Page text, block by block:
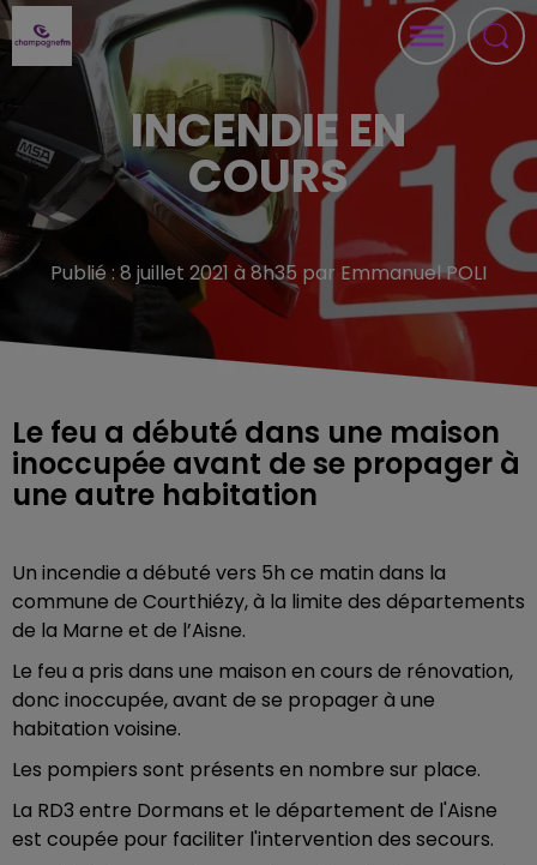
INCENDIE EN
COURS
Publié : 8 juillet 2021 à 8h35 par Emmanuel POLI
Le feu a débuté dans une maison
inoccupée avant de se propager à
une autre habitation
Un incendie a débuté vers 5h ce matin dans la
commune de Courthiézy, à la limite des départements
de la Marne et de l’Aisne.
Le feu a pris dans une maison en cours de rénovation,
donc inoccupée, avant de se propager à une
habitation voisine.
Les pompiers sont présents en nombre sur place.
La RD3 entre Dormans et le département de l'Aisne
est coupée pour faciliter l'intervention des secours.